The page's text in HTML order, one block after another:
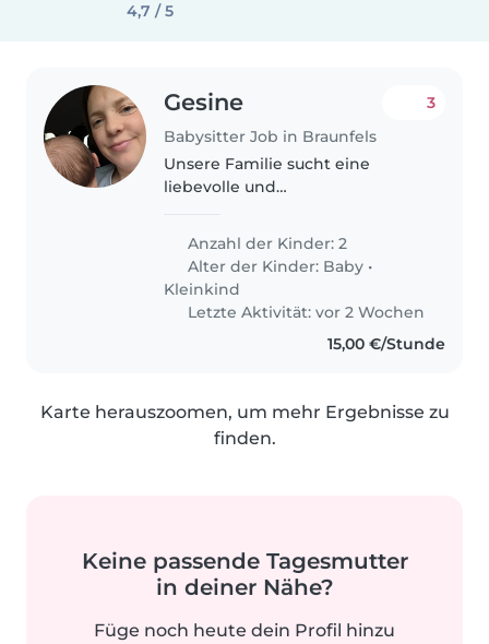
4,7 / 5
Gesine
Babysitter Job in Braunfels
3
Unsere Familie sucht eine
liebevolle und
Babysitter, Nanny oder
Tagesmutter für unsere zwei
lebhaften Kinder, ein Baby und
einen Kleinkind. Besonders
unser 2,5..
Anzahl der Kinder: 2
Alter der Kinder: Baby •
Kleinkind
Letzte Aktivität: vor 2 Wochen
15,00 €/Stunde
Karte herauszoomen, um mehr Ergebnisse zu
finden.
Keine passende Tagesmutter
in deiner Nähe?
Füge noch heute dein Profil hinzu